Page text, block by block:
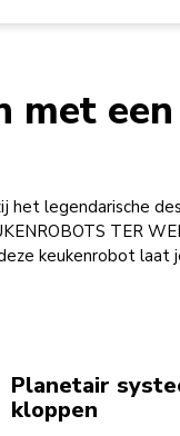
met
het legendarische
TER
keukenrobot laat
Planetair
kloppen